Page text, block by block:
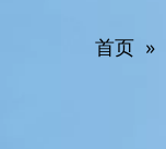
首页 »